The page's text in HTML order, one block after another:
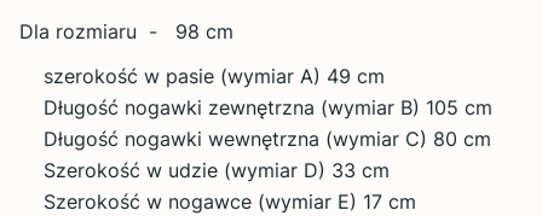
Dla rozmiaru - 98 cm
szerokość w pasie (wymiar A) 49 cm
Długość nogawki zewnętrzna (wymiar B) 105 cm
Długość nogawki wewnętrzna (wymiar C) 80 cm
Szerokość w udzie (wymiar D) 33 cm
Szerokość w nogawce (wymiar E) 17 cm